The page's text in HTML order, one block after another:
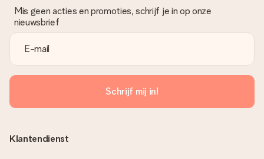
Mis geen acties en promoties, schrijf je in op onze
nieuwsbrief
Schrijf mij in!
Klantendienst